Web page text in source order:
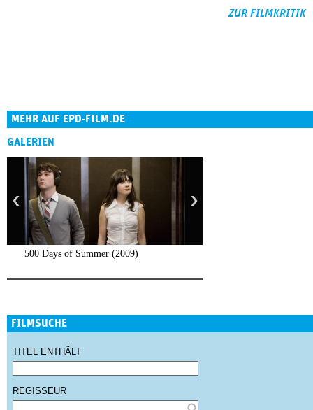
ZUR FILMKRITIK
MEHR AUF EPD-FILM.DE
GALERIEN
500 Days of Summer (2009)
FILMSUCHE
TITEL ENTHÄLT
REGISSEUR